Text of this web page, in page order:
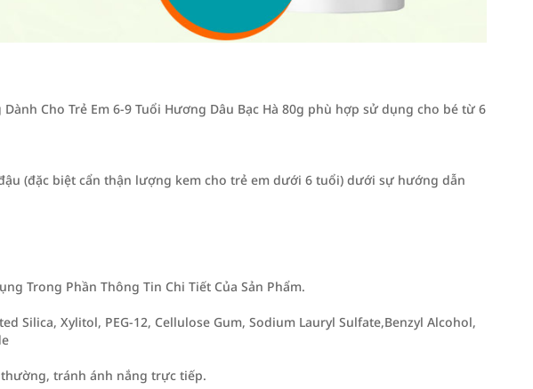
Cho Trẻ Em 6-9 Tuổi Hương Dâu Bạc Hà 80g phù hợp sử dụng cho bé từ 6
(đặc biệt cẩn thận lượng kem cho trẻ em dưới 6 tuổi) dưới sự hướng dẫn
Trong Phần Thông Tin Chi Tiết Của Sản Phẩm.
Silica, Xylitol, PEG-12, Cellulose Gum, Sodium Lauryl Sulfate,Benzyl Alcohol,
tránh ánh nắng trực tiếp.